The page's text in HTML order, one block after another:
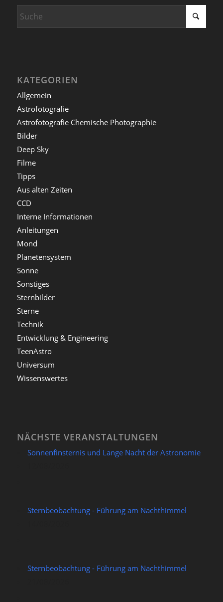
KATEGORIEN
Allgemein
Astrofotografie
Astrofotografie Chemische Photographie
Bilder
Deep Sky
Filme
Tipps
Aus alten Zeiten
CCD
Interne Informationen
Anleitungen
Mond
Planetensystem
Sonne
Sonstiges
Sternbilder
Sterne
Technik
Entwicklung & Engineering
TeenAstro
Universum
Wissenswertes
NÄCHSTE VERANSTALTUNGEN
Sonnenfinsternis und Lange Nacht der Astronomie
Sternbeobachtung - Führung am Nachthimmel
Sternbeobachtung - Führung am Nachthimmel